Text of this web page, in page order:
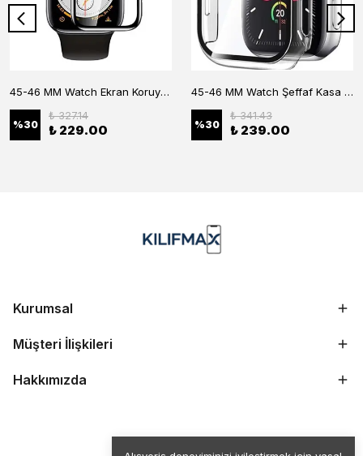
45-46 MM Watch Ekran Koruyucu
%30
₺ 327.14
₺ 229.00
45-46 MM Watch Şeffaf Kasa Koruyucu
%30
₺ 341.43
₺ 239.00
Kurumsal
Müşteri İlişkileri
Hakkımızda